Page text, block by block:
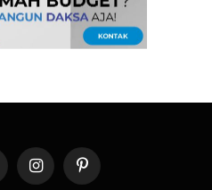
InstagramPinterest